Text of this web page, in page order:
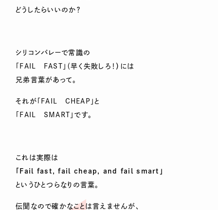
どうしたらいいのか？
シリコンバレーで常識の
「FAIL FAST」（早く失敗しろ！ ） には
兄弟言葉があって。
それが「FAIL CHEAP」と
「FAIL SMART」です。
これは実際は
「Fail fast, fail cheap, and fail smart」
というひとつらなりの言葉。
伝聞なので確かなことは言えませんが、